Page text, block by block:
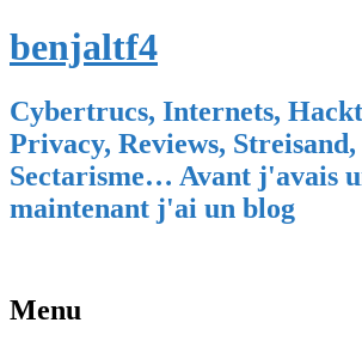
benjaltf4
Cybertrucs, Internets,
Privacy, Reviews,
Sectarisme… Avant j'avais
maintenant j'ai un blog
Menu